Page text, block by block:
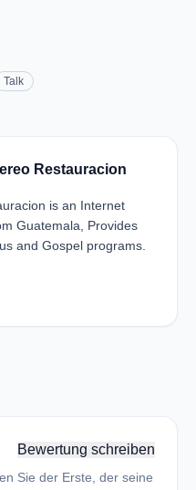
Talk
Restauracion
is an Internet
Guatemala, Provides
and Gospel programs.
Bewertung schreiben
Sie der Erste, der seine